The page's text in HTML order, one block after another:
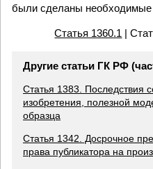
были сделаны необходимые
Статья 1360.1 |
Другие статьи ГК РФ
Статья 1383. Последствия
изобретения, полезной
образца
Статья 1342. Досрочное
права публикатора на